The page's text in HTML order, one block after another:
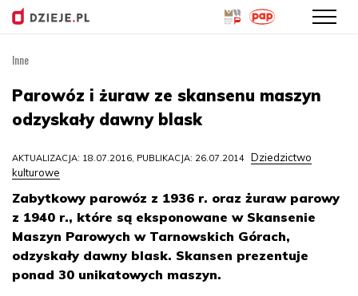
treści
Inne
Parowóz i żuraw ze skansenu maszyn
odzyskały dawny blask
AKTUALIZACJA: 18.07.2016, PUBLIKACJA: 26.07.2014 Dziedzictwo
kulturowe
Zabytkowy parowóz z 1936 r. oraz żuraw parowy
z 1940 r., które są eksponowane w Skansenie
Maszyn Parowych w Tarnowskich Górach,
odzyskały dawny blask. Skansen prezentuje
ponad 30 unikatowych maszyn.